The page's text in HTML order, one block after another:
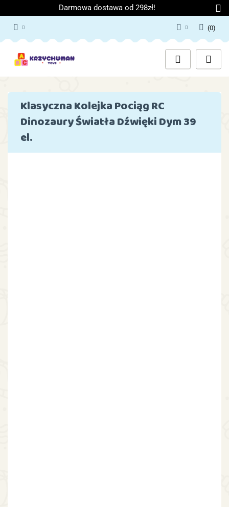
Darmowa dostawa od 298zł!
Zaloguj się
Załóż konto
Dodaj zgłoszenie
Zgody cookies
(0)
Klasyczna Kolejka Pociąg RC
Dinozaury Światła Dźwięki Dym 39
el.